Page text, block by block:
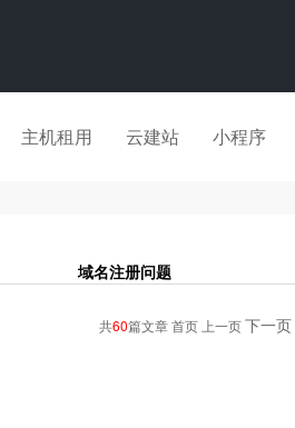
主机租用 云建站 小程序
域名注册问题
共60篇文章 首页 上一页下一页